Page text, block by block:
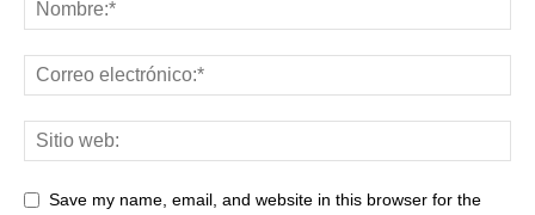
Save my name, email, and website in this browser for the